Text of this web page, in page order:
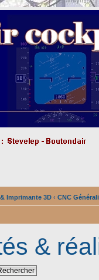
Imprimante 3D ‹ CNC
&